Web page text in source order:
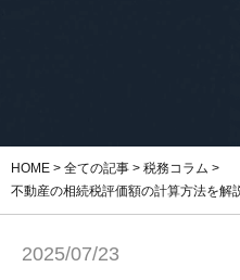
HOME > 全ての記事 > 税務コラム >
不動産の相続税評価額の計算方法を解
2025/07/23